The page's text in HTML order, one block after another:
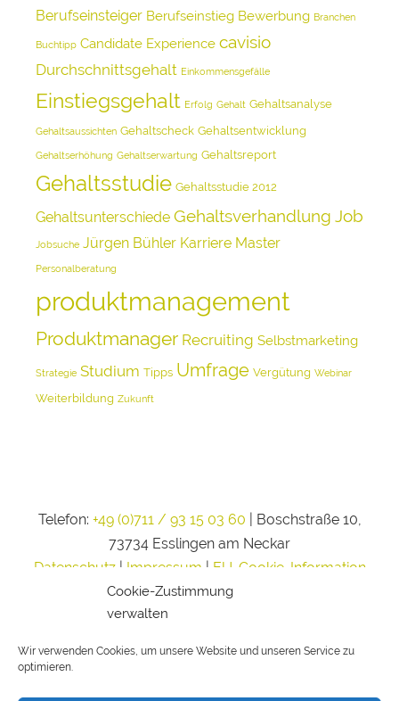
Cookie-Zustimmung
verwalten
Wir verwenden Cookies, um unsere Website und unseren Service zu
optimieren.
Berufseinsteiger Berufseinstieg Bewerbung Branchen
Buchtipp Candidate Experience cavisio
Durchschnittsgehalt Einkommensgefälle
Einstiegsgehalt Erfolg Gehalt Gehaltsanalyse
Gehaltsaussichten Gehaltscheck Gehaltsentwicklung
Gehaltserhöhung Gehaltserwartung Gehaltsreport
Gehaltsstudie Gehaltsstudie 2012
Gehaltsunterschiede Gehaltsverhandlung Job
Jobsuche Jürgen Bühler Karriere Master
Personalberatung
produktmanagement
Produktmanager Recruiting Selbstmarketing
Strategie Studium Tipps Umfrage Vergütung Webinar
Weiterbildung Zukunft
Telefon: +49 (0)711 / 93 15 03 60 | Boschstraße 10,
73734 Esslingen am Neckar
Datenschutz| Impressum | EU-Cookie-Information